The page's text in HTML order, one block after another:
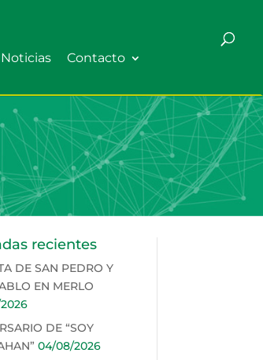
Noticias Contacto
recientes
DE SAN PEDRO Y
EN MERLO
DE “SOY
04/08/2026